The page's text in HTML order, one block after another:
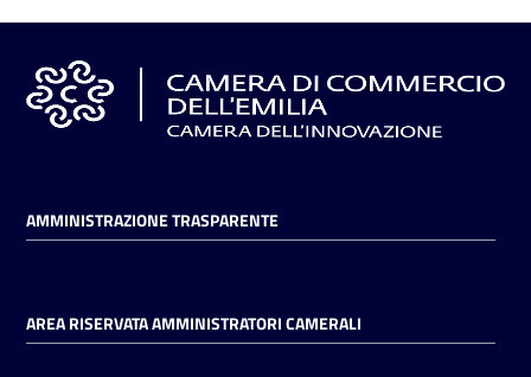
Tutelare
il
Consumatore
L'impresa
AMMINISTRAZIONE TRASPARENTE
AREA RISERVATA AMMINISTRATORI CAMERALI